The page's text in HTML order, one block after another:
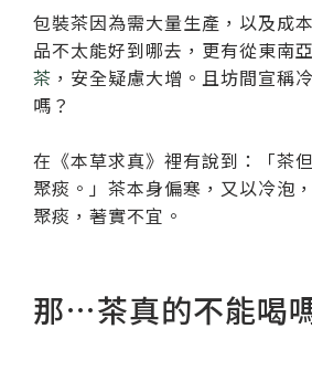
包裝茶因為需大量生產，以及成
品不太能好到哪去，更有從東南
茶 ，安全疑慮大增。且坊間宣稱
嗎？
在《本草求真》裡有說到：「茶
聚痰。」茶本身偏寒，又以冷泡
聚痰，著實不宜。
那…茶真的不能喝